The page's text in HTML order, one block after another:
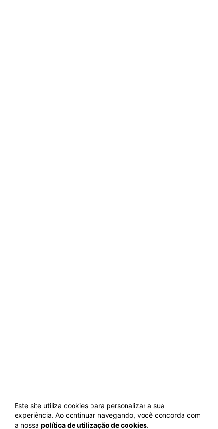
Este site utiliza cookies para personalizar a sua
experiência. Ao continuar navegando, você concorda com
a nossa política de utilização de cookies.